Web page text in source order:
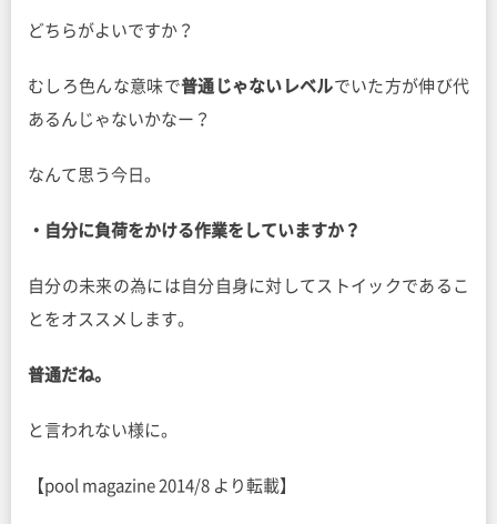
どちらがよいですか？
むしろ色んな意味で普通じゃないレベルでいた方が伸び代
あるんじゃないかなー？
なんて思う今日。
・自分に負荷をかける作業をしていますか？
自分の未来の為には自分自身に対してストイックであるこ
とをオススメします。
普通だね。
と言われない様に。
【pool magazine 2014/8 より転載】